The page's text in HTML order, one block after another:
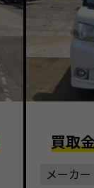
買取
メーカー